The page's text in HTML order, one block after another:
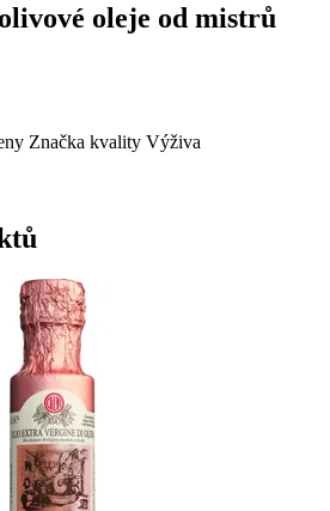
oleje od mistrů
Značka kvality Výživa